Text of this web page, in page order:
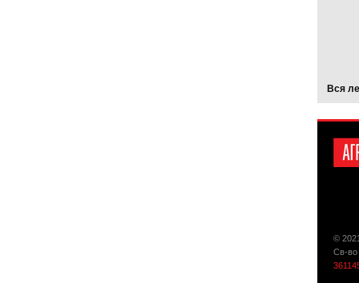
Вся
©
Св-во